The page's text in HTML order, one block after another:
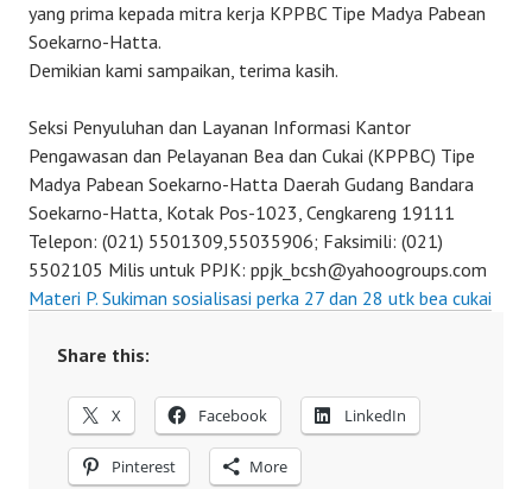
yang prima kepada mitra kerja KPPBC Tipe Madya Pabean
Soekarno-Hatta.
Demikian kami sampaikan, terima kasih.
Seksi Penyuluhan dan Layanan Informasi Kantor
Pengawasan dan Pelayanan Bea dan Cukai (KPPBC) Tipe
Madya Pabean Soekarno-Hatta Daerah Gudang Bandara
Soekarno-Hatta, Kotak Pos-1023, Cengkareng 19111
Telepon: (021) 5501309,55035906; Faksimili: (021)
5502105 Milis untuk PPJK: ppjk_bcsh@yahoogroups.com
Materi P. Sukiman sosialisasi perka 27 dan 28 utk bea cukai
Share this:
X Facebook LinkedIn
Pinterest More